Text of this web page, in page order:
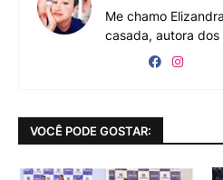
Me chamo
casada, autora dos
VOCÊ PODE GOSTAR: